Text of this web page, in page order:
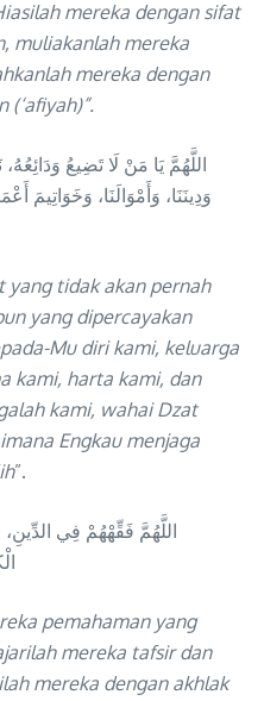
mereka dengan sifat
muliakanlah mereka
mereka dengan
اللَّهُمَّ يَا مَنْ لَا تَضِيعُ وَدَائِعُهُ،
وَدِينَنَا، وَأَمْوَالَنَا، وَخَوَاتِيمَ
yang tidak akan pernah
yang dipercayakan
Mu diri kami, keluarga
kami, harta kami, dan
kami, wahai Dzat
Engkau menjaga
”.
pemahaman yang
mereka tafsir dan
mereka dengan akhlak